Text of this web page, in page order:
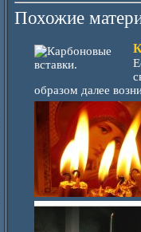
Похожие
образом далее